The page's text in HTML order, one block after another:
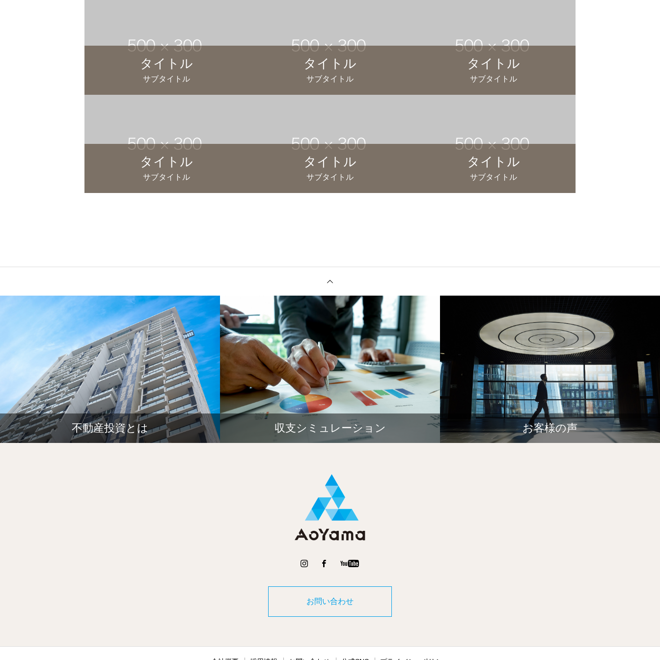
タイトル
サブタイトル
タイトル
サブタイトル
タイトル
サブタイトル
タイトル
サブタイトル
タイトル
サブタイトル
タイトル
サブタイトル
不動産投資とは 収支シミュレーション お客様の声
お問い合わせ